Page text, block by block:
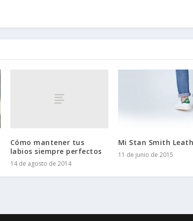
Cómo mantener tus
labios siempre perfectos
14 de agosto de 2014
Mi Stan Smith
11 de junio de 2015